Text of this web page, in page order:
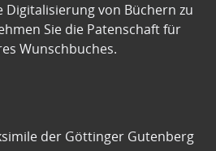
Digitalisierung von Büchern zu
Sie die Patenschaft für
Wunschbuches.
der Göttinger Gutenberg